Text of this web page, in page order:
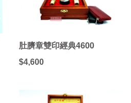
肚臍章雙印經典4600
$4,600